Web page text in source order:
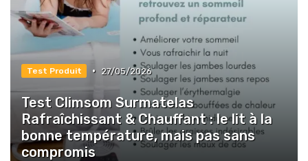
Test Produit • 27/05/2026
Test Climsom Surmatelas
Rafraîchissant & Chauffant : le lit à la
bonne température, mais pas sans
compromis